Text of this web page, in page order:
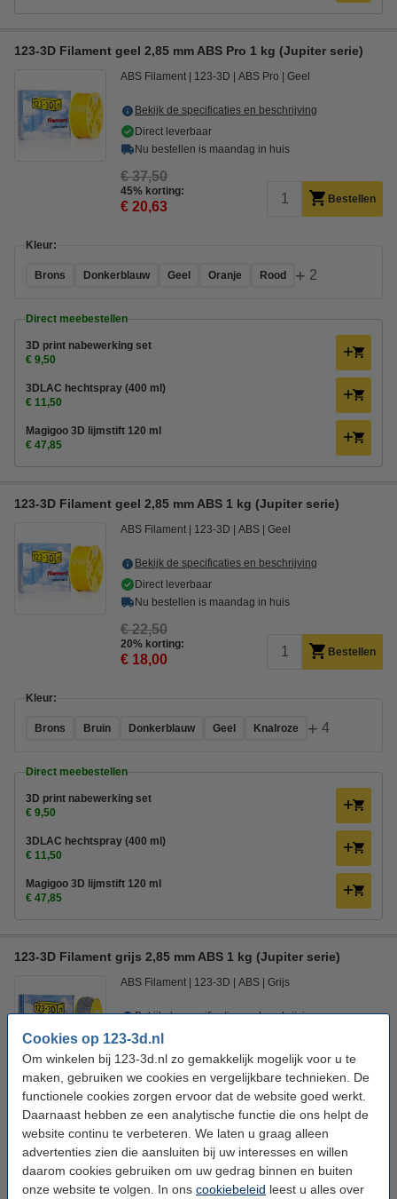
Cookies op 123-3d.nl
Om winkelen bij 123-3d.nl zo gemakkelijk mogelijk voor u te
maken, gebruiken we cookies en vergelijkbare technieken. De
functionele cookies zorgen ervoor dat de website goed werkt.
Daarnaast hebben ze een analytische functie die ons helpt de
website continu te verbeteren. We laten u graag alleen
advertenties zien die aansluiten bij uw interesses en willen
daarom cookies gebruiken om uw gedrag binnen en buiten
onze website te volgen. In ons cookiebeleid leest u alles over
123-3D Filament geel 2,85 mm ABS Pro 1 kg (Jupiter serie)
ABS Filament 123-3D ABS Pro Geel
Bekijk de specificaties en beschrijving
Direct leverbaar
Nu bestellen is maandag in huis
€ 37,50
45% korting:
€ 20,63 Bestellen
Kleur:
Brons Donkerblauw Geel Oranje Rood + 2
Direct meebestellen
3D print nabewerking set
€ 9,50
3DLAC hechtspray (400 ml)
€ 11,50
Magigoo 3D lijmstift 120 ml
€ 47,85
123-3D Filament geel 2,85 mm ABS 1 kg (Jupiter serie)
ABS Filament 123-3D ABS Geel
Bekijk de specificaties en beschrijving
Direct leverbaar
Nu bestellen is maandag in huis
€ 22,50
20% korting:
€ 18,00 Bestellen
Kleur:
Brons Bruin Donkerblauw Geel Knalroze + 4
Direct meebestellen
3D print nabewerking set
€ 9,50
3DLAC hechtspray (400 ml)
€ 11,50
Magigoo 3D lijmstift 120 ml
€ 47,85
123-3D Filament grijs 2,85 mm ABS 1 kg (Jupiter serie)
ABS Filament 123-3D ABS Grijs
Bekijk de specificaties en beschrijving
Direct leverbaar
Nu bestellen is maandag in huis
€ 22,50 Bestellen
Kleur:
Grijs Wit